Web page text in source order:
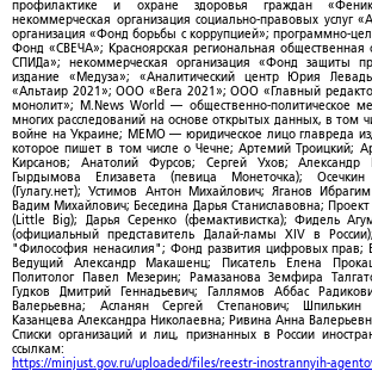
профилактике и охране здоровья граждан
некоммерческая организация социально-правовых услуг
организация «Фонд борьбы с коррупцией»; программно-
Фонд «СВЕЧА»; Красноярская региональная
СПИДа»; некоммерческая организация «Фонд защиты
издание «Медуза»; «Аналитический центр Юрия
«Альтаир 2021»; ООО «Вега 2021»; ООО «Главный
монолит»; M.News World — общественно-политическое
многих расследований на основе открытых данных, в том
войне на Украине; МЕМО — юридическое лицо главреда
которое пишет в том числе о Чечне; Артемий Троицкий;
Кирсанов; Анатолий Фурсов; Сергей Ухов;
Гырдымова Елизавета (певица Монеточка);
(Гулагу.нет); Устимов Антон Михайлович; Яганов
Вадим Михайлович; Беседина Дарья Станиславовна; Проект
(Little Big); Дарья Серенко (фемактивистка); Фидель
(официальный представитель Далай-ламы XIV в
"Философия ненасилия"; Фонд развития цифровых прав;
Ведущий Александр Макашенц; Писатель Елена
Политолог Павел Мезерин; Рамазанова Земфира
Гудков Дмитрий Геннадьевич; Галлямов Аббас
Валерьевна; Асланян Сергей Степанович; Шпилькин
Казанцева Александра Николаевна; Ривина Анна
Списки организаций и лиц, признанных в России
ссылкам:
https://minjust.gov.ru/uploaded/files/reestr-inostrannyih-